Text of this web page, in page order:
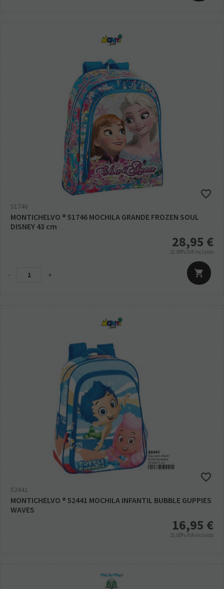
51746
MONTICHELVO ® 51746 MOCHILA GRANDE FROZEN SOUL
DISNEY 43 cm
28,95 €
21.00% IVA incluido
- +
52441
MONTICHELVO ® 52441 MOCHILA INFANTIL BUBBLE GUPPIES
WAVES
16,95 €
21.00% IVA incluido